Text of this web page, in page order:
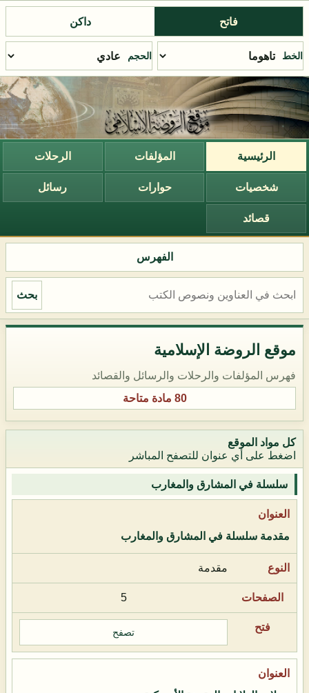
فاتح داكن
الخط الحجم
الرئيسية المؤلفات الرحلات
شخصيات حوارات رسائل
قصائد
الفهرس
بحث
موقع الروضة الإسلامية
فهرس المؤلفات والرحلات والرسائل والقصائد
80 مادة متاحة
كل مواد الموقع
اضغط على أي عنوان للتصفح المباشر
سلسلة في المشارق والمغارب
مقدمة سلسلة في المشارق والمغارب
مقدمة
5
تصفح